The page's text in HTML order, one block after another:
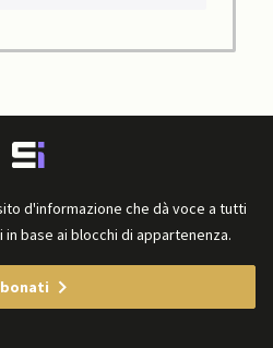
d'informazione che dà voce a tutti
base ai blocchi di appartenenza.